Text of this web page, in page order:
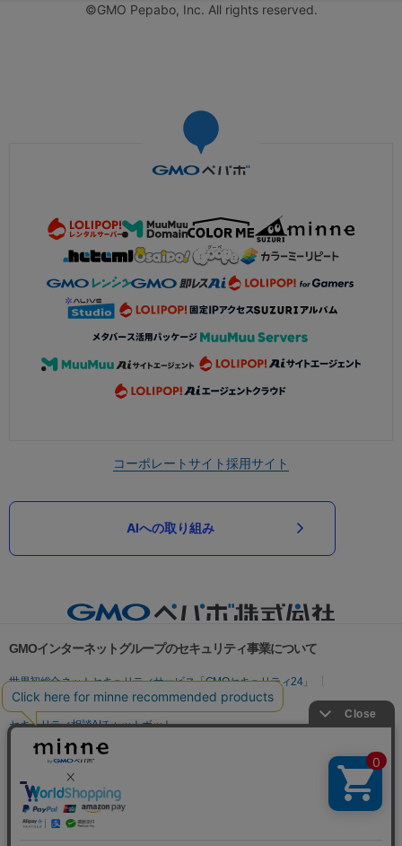
©GMO Pepabo, Inc. All rights reserved.
コーポレートサイト採用サイト
AIへの取り組み
GMOインターネットグループのセキュリティ事業について
世界初総合ネットセキュリティサービス「GMOセキュリティ24」
パスワード漏洩診断
Webサイトリスク診断
セキュリティ相談AIチャットボット
実在証明・盗聴対策
サイバー攻撃対策（GMO Flatt Security）
セキュリティ事業の軌跡